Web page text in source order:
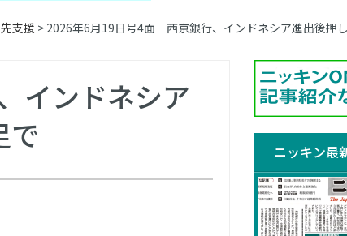
支援 > 2026年6月19日号4面 西京銀行、インドネシア進出後押
インドネシア
で
ニッキン最